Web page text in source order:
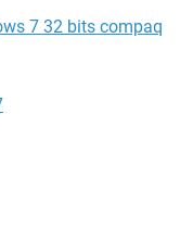
7 32 bits compaq